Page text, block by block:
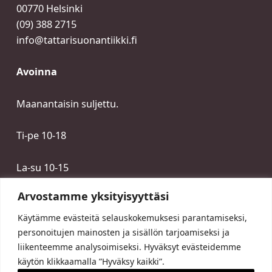
Arvostamme yksityisyyttäsi
Käytämme evästeitä selauskokemuksesi parantamiseksi,
personoitujen mainosten ja sisällön tarjoamiseksi ja
liikenteemme analysoimiseksi. Hyväksyt evästeidemme
käytön klikkaamalla ”Hyväksy kaikki”.
00770 Helsinki
(09) 388 2715
info@tattarisuonantiikki.fi
Avoinna
Maanantaisin suljettu.
Ti-pe 10-18
La-su 10-15